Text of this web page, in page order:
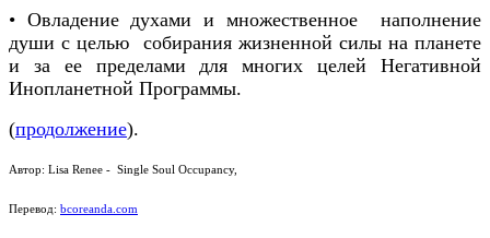
• Овладение духами и множественное наполнение
души с целью собирания жизненной силы на планете
и за ее пределами для многих целей Негативной
Инопланетной Программы.
(продолжение).
Автор: Lisa Renee - Single Soul Occupancy,
Перевод: bcoreanda.com